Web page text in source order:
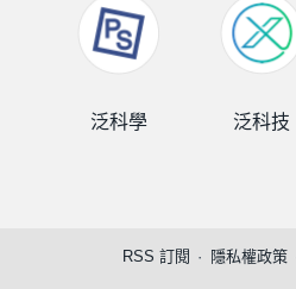
泛科學 泛科技
RSS 訂閱 隱私權政策